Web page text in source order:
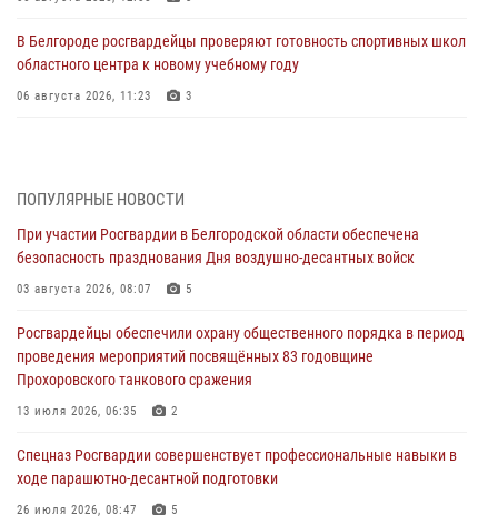
В Белгороде росгвардейцы проверяют готовность спортивных школ
областного центра к новому учебному году
06 августа 2026, 11:23 3
Офицеры Росгвардии и ветераны войск правопорядка почтили
память генерала армии Ивана Кирилловича Яковлева
Росгвардейцы приняли участие в акции «Волна памяти»,
посвящённой 83‑й годовщине освобождения Белгорода от немецко
‑фашистских захватчиков
Росгвардия призывает белгородских владельцев оружия не
затягивать с перерегистрацией
ПОПУЛЯРНЫЕ НОВОСТИ
При участии Росгвардии в Белгородской области обеспечена
безопасность празднования Дня воздушно-десантных войск
03 августа 2026, 08:07 5
Росгвардейцы обеспечили охрану общественного порядка в период
проведения мероприятий посвящённых 83 годовщине
Прохоровского танкового сражения
13 июля 2026, 06:35 2
Спецназ Росгвардии совершенствует профессиональные навыки в
ходе парашютно-десантной подготовки
26 июля 2026, 08:47 5